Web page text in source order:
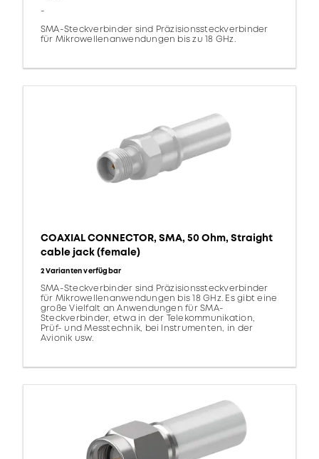
-
SMA-Steckverbinder sind Präzisionssteckverbinder
für Mikrowellenanwendungen bis zu 18 GHz.
COAXIAL CONNECTOR, SMA, 50 Ohm, Straight
cable jack (female)
2 Varianten verfügbar
SMA-Steckverbinder sind Präzisionssteckverbinder
für Mikrowellenanwendungen bis 18 GHz. Es gibt eine
große Vielfalt an Anwendungen für SMA-
Steckverbinder, etwa in der Telekommunikation,
Prüf- und Messtechnik, bei Instrumenten, in der
Avionik usw.